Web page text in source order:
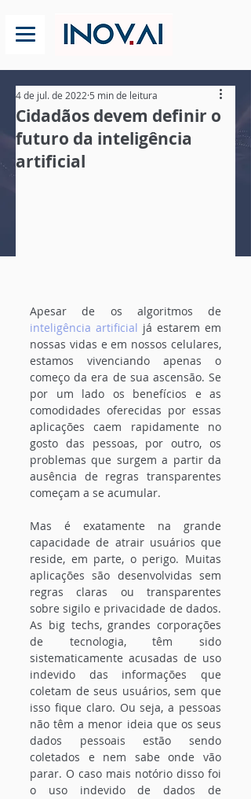
Cidadãos devem definir o
futuro da inteligência
artificial
4 de jul. de 2022 5 min de leitura
inteligência artificial já estarem em
nossas vidas e em nossos celulares,
estamos vivenciando apenas o
começo da era de sua ascensão. Se
por um lado os benefícios e as
comodidades oferecidas por essas
aplicações caem rapidamente no
gosto das pessoas, por outro, os
problemas que surgem a partir da
ausência de regras transparentes
começam a se acumular.
Mas é exatamente na grande
capacidade de atrair usuários que
reside, em parte, o perigo. Muitas
aplicações são desenvolvidas sem
regras claras ou transparentes
sobre sigilo e privacidade de dados.
As big techs, grandes corporações
de tecnologia, têm sido
sistematicamente acusadas de uso
indevido das informações que
coletam de seus usuários, sem que
isso fique claro. Ou seja, a pessoas
não têm a menor ideia que os seus
dados pessoais estão sendo
coletados e nem sabe onde vão
parar. O caso mais notório disso foi
o uso indevido de dados de